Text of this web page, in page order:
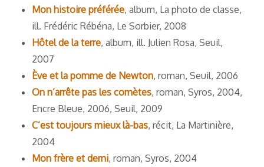
Mon histoire préférée, album, La photo de classe,
ill. Frédéric Rébéna, Le Sorbier, 2008
Hôtel de la terre, album, ill. Julien Rosa, Seuil,
2007
Ève et la pomme de Newton, roman, Seuil, 2006
On n’arrête pas les comètes, roman, Syros, 2004,
Encre Bleue, 2006, Seuil, 2009
C’est toujours mieux là-bas, récit, La Martinière,
2004
Mon frère et demi, roman, Syros, 2004